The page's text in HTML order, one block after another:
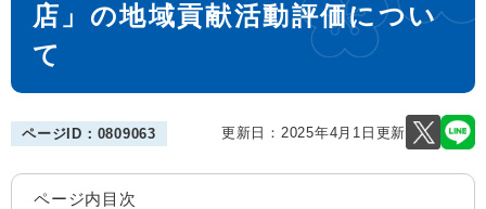
店」の地域貢献活動評価につい
て
ページID：0809063 更新日：2025年4月1日更新
ページ内目次